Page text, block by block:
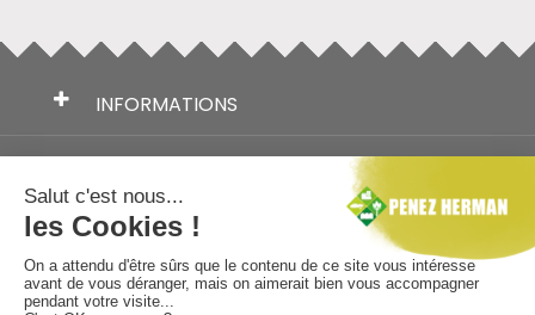
INFORMATIONS
AIDE AU CHOIX